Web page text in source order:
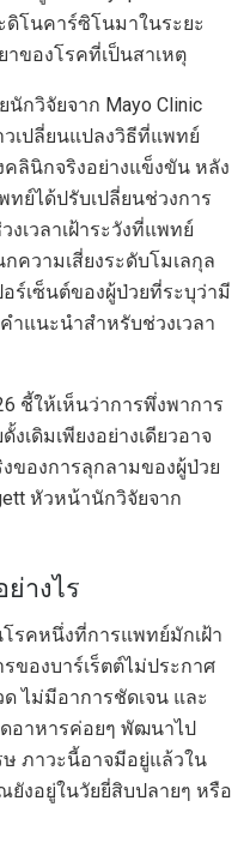
โนคาร์ซิโนมาในระยะ
ของโรคที่เป็นสาเหตุ
กวิจัยจาก Mayo Clinic
เปลี่ยนแปลงวิธีที่แพทย์
ลินิกจริงอย่างแข็งขัน หลัง
ทย์ได้ปรับเปลี่ยนช่วงการ
งเวลาเฝ้าระวังที่แพทย์
ความเสี่ยงระดับโมเลกุล
อร์เซ็นต์ของผู้ป่วยที่ระบุว่ามี
ำแนะนำสำหรับช่วงเวลา
ชี้ให้เห็นว่าการพึ่งพาการ
เดิมเพียงอย่างเดียวอาจ
ของการลุกลามของผู้ป่วย
หัวหน้านักวิจัยจาก
างไร
โรคหนึ่งที่การแพทย์มักเฝ้า
ของบาร์เร็ตต์ไม่ประกาศ
ไม่มีอาการชัดเจน และ
าหารค่อยๆ พัฒนาไป
ษ ภาวะนี้อาจมีอยู่แล้วใน
อยู่ในวัยยี่สิบปลายๆ หรือ